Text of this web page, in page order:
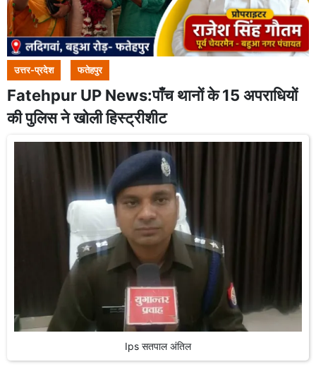
उत्तर-प्रदेश फतेहपुर
Fatehpur UP News:पाँच थानों के 15 अपराधियों
की पुलिस ने खोली हिस्ट्रीशीट
Ips सतपाल अंतिल